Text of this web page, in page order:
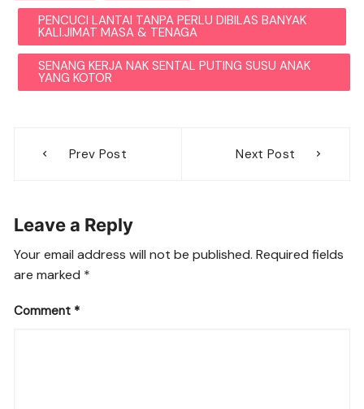
PENCUCI LANTAI TANPA PERLU DIBILAS BANYAK
KALI.JIMAT MASA & TENAGA
SENANG KERJA NAK SENTAL PUTING SUSU ANAK
YANG KOTOR
navigation
Prev Post Next Post
Leave a Reply
Your email address will not be published. Required fields
are marked *
Comment *